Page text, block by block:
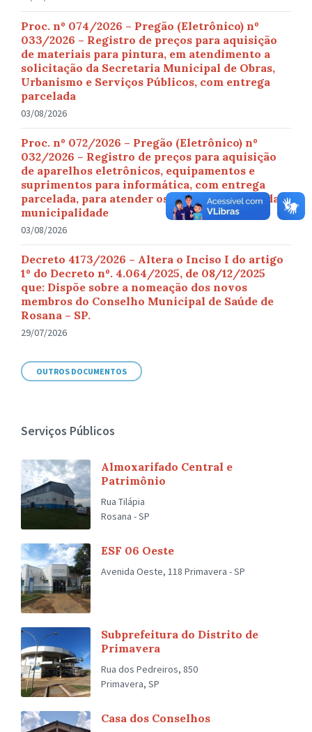
Proc. nº 074/2026 – Pregão (Eletrônico) nº
033/2026 – Registro de preços para aquisição
de materiais para pintura, em atendimento a
solicitação da Secretaria Municipal de Obras,
Urbanismo e Serviços Públicos, com entrega
parcelada
03/08/2026
Proc. nº 072/2026 – Pregão (Eletrônico) nº
032/2026 – Registro de preços para aquisição
de aparelhos eletrônicos, equipamentos e
suprimentos para informática, com entrega
parcelada, para atender os diversos setores da
municipalidade
03/08/2026
Decreto 4173/2026 – Altera o Inciso I do artigo
1º do Decreto nº. 4.064/2025, de 08/12/2025
que: Dispõe sobre a nomeação dos novos
membros do Conselho Municipal de Saúde de
Rosana – SP.
29/07/2026
OUTROS DOCUMENTOS
Serviços Públicos
Almoxarifado Central e
Patrimônio
Rua Tilápia
Rosana - SP
ESF 06 Oeste
Avenida Oeste, 118 Primavera - SP
Subprefeitura do Distrito de
Primavera
Rua dos Pedreiros, 850
Primavera, SP
Casa dos Conselhos